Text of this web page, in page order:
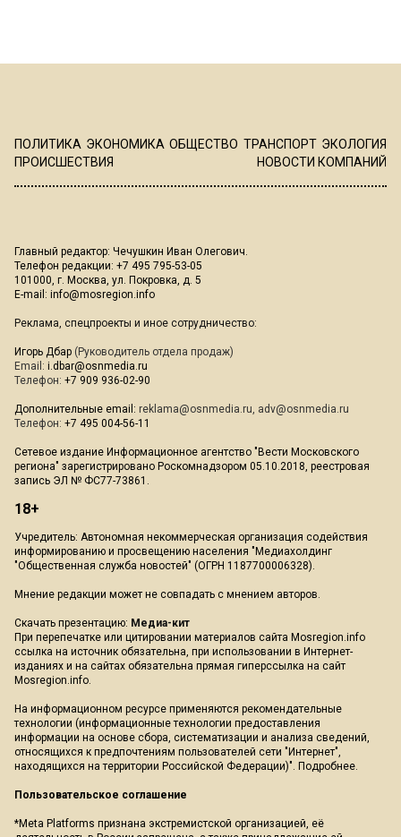
ПОЛИТИКА ЭКОНОМИКА ОБЩЕСТВО ТРАНСПОРТ ЭКОЛОГИЯ
ПРОИСШЕСТВИЯ
НОВОСТИ КОМПАНИЙ
Главный редактор: Чечушкин Иван Олегович.
Телефон редакции: +7 495 795-53-05
101000, г. Москва, ул. Покровка, д. 5
E-mail: info@mosregion.info
Реклама, спецпроекты и иное сотрудничество:
Игорь Дбар (Руководитель отдела продаж)
Email: i.dbar@osnmedia.ru
Телефон: +7 909 936-02-90
Дополнительные email: reklama@osnmedia.ru, adv@osnmedia.ru
Телефон: +7 495 004-56-11
Сетевое издание Информационное агентство "Вести Московского
региона" зарегистрировано Роскомнадзором 05.10.2018, реестровая
запись ЭЛ № ФС77-73861.
18+
Учредитель: Автономная некоммерческая организация содействия
информированию и просвещению населения "Медиахолдинг
"Общественная служба новостей" (ОГРН 1187700006328).
Мнение редакции может не совпадать с мнением авторов.
Скачать презентацию: Медиа-кит
При перепечатке или цитировании материалов сайта Mosregion.info
ссылка на источник обязательна, при использовании в Интернет-
изданиях и на сайтах обязательна прямая гиперссылка на сайт
Mosregion.info.
На информационном ресурсе применяются рекомендательные
технологии (информационные технологии предоставления
информации на основе сбора, систематизации и анализа сведений,
относящихся к предпочтениям пользователей сети "Интернет",
находящихся на территории Российской Федерации)". Подробнее.
Пользовательское соглашение
*Meta Platforms признана экстремистской организацией, её